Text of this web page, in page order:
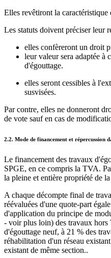
Elles revêtiront la caractéristique
Les statuts doivent préciser leur
elles confèreront un droit
leur valeur sera adaptée à
d'égouttage.
elles seront cessibles à
susvisées.
Par contre, elles ne donneront
de vote sauf en cas de
2.2. Mode de financement et répercussion
Le financement des travaux
SPGE, en ce compris la TVA.
la pleine et entière propriété de
A chaque décompte final de
réévaluées d'une quote-part
d'application du principe de
- voir plus loin) des travaux hors
d'égouttage neuf, à 21 % des
réhabilitation d'un réseau
existant de même section..